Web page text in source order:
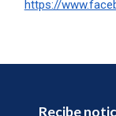
https://
Recibe